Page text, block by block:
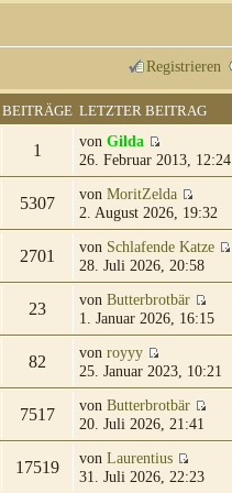
Registrieren
BEITRÄGE LETZTER BEITRAG
1 von Gilda
26. Februar 2013, 12:24
5307 von MoritZelda
2. August 2026, 19:32
2701 von Schlafende Katze
28. Juli 2026, 20:58
23 von Butterbrotbär
1. Januar 2026, 16:15
82 von royyy
25. Januar 2023, 10:21
7517 von Butterbrotbär
20. Juli 2026, 21:41
17519 von Laurentius
31. Juli 2026, 22:23